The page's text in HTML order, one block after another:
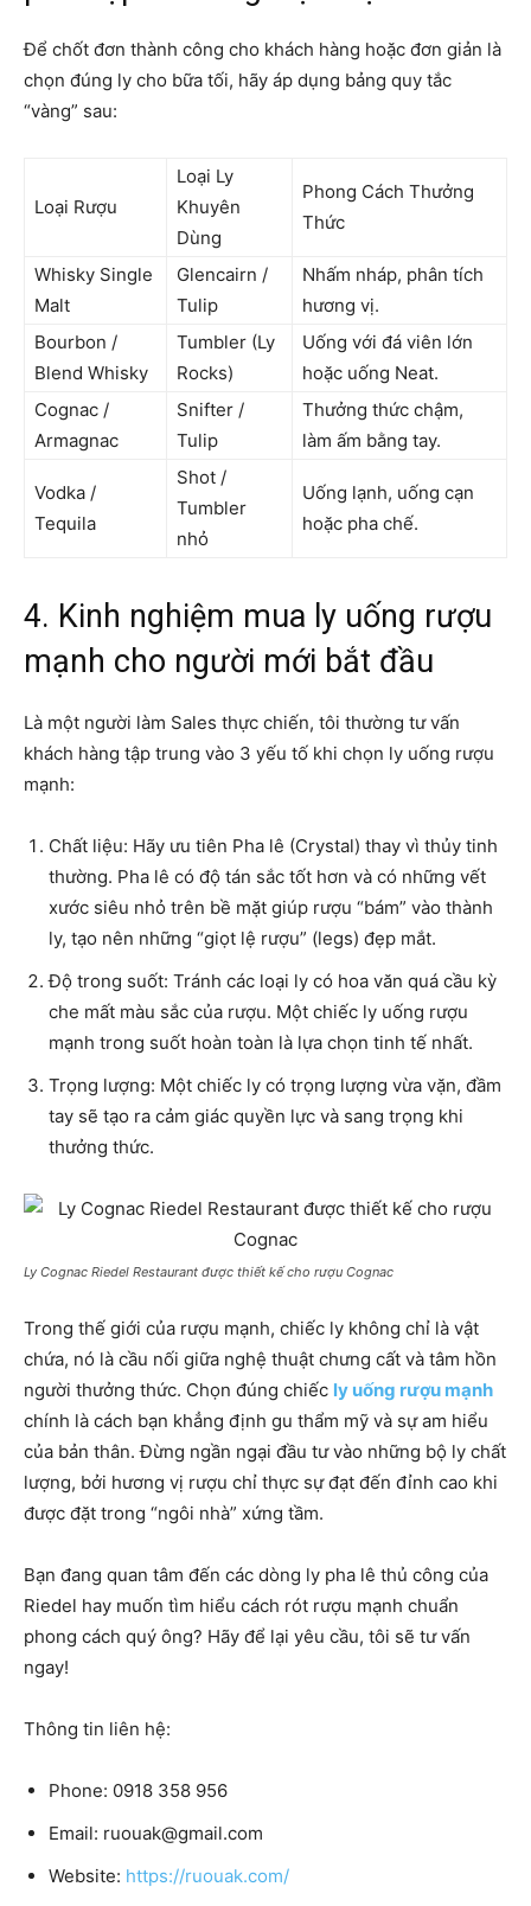
Để chốt đơn thành công cho khách hàng hoặc đơn giản là
chọn đúng ly cho bữa tối, hãy áp dụng bảng quy tắc
“vàng” sau:
Loại Rượu
Loại Ly
Khuyên
Dùng
Phong Cách Thưởng
Thức
Whisky Single
Malt
Glencairn /
Tulip
Nhấm nháp, phân tích
hương vị.
Bourbon /
Blend Whisky
Tumbler (Ly
Rocks)
Uống với đá viên lớn
hoặc uống Neat.
Cognac /
Armagnac
Snifter /
Tulip
Thưởng thức chậm,
làm ấm bằng tay.
Vodka /
Tequila
Shot /
Tumbler
nhỏ
Uống lạnh, uống cạn
hoặc pha chế.
4. Kinh nghiệm mua ly uống rượu
mạnh cho người mới bắt đầu
Là một người làm Sales thực chiến, tôi thường tư vấn
khách hàng tập trung vào 3 yếu tố khi chọn ly uống rượu
mạnh:
Chất liệu: Hãy ưu tiên Pha lê (Crystal) thay vì thủy tinh
thường. Pha lê có độ tán sắc tốt hơn và có những vết
xước siêu nhỏ trên bề mặt giúp rượu “bám” vào thành
ly, tạo nên những “giọt lệ rượu” (legs) đẹp mắt.
Độ trong suốt: Tránh các loại ly có hoa văn quá cầu kỳ
che mất màu sắc của rượu. Một chiếc ly uống rượu
mạnh trong suốt hoàn toàn là lựa chọn tinh tế nhất.
Trọng lượng: Một chiếc ly có trọng lượng vừa vặn, đầm
tay sẽ tạo ra cảm giác quyền lực và sang trọng khi
thưởng thức.
Ly Cognac Riedel Restaurant được thiết kế cho rượu Cognac
Trong thế giới của rượu mạnh, chiếc ly không chỉ là vật
chứa, nó là cầu nối giữa nghệ thuật chưng cất và tâm hồn
người thưởng thức. Chọn đúng chiếc ly uống rượu mạnh
chính là cách bạn khẳng định gu thẩm mỹ và sự am hiểu
của bản thân. Đừng ngần ngại đầu tư vào những bộ ly chất
lượng, bởi hương vị rượu chỉ thực sự đạt đến đỉnh cao khi
được đặt trong “ngôi nhà” xứng tầm.
Bạn đang quan tâm đến các dòng ly pha lê thủ công của
Riedel hay muốn tìm hiểu cách rót rượu mạnh chuẩn
phong cách quý ông? Hãy để lại yêu cầu, tôi sẽ tư vấn
ngay!
Thông tin liên hệ:
Phone: 0918 358 956
Email: ruouak@gmail.com
Website: https://ruouak.com/